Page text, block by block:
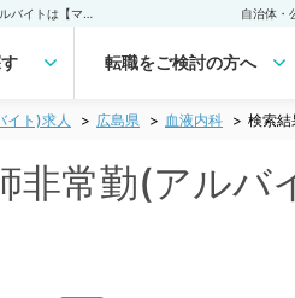
自治体・
転職をご検討の方へ
イト)求人 広島県 血液内科 検索結
非常勤(アルバ